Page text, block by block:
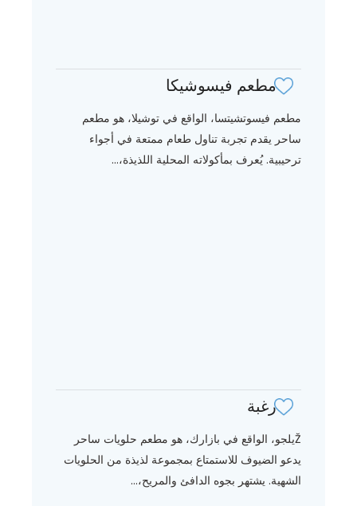
مطعم فيسوشيكا
مطعم فيسوتشيتسا، الواقع في توشيلا، هو مطعم
ساحر يقدم تجربة تناول طعام ممتعة في أجواء
ترحيبية. يُعرف بمأكولاته المحلية اللذيذة،...
رغبة
Žيلجو، الواقع في بازارك، هو مطعم حلويات ساحر
يدعو الضيوف للاستمتاع بمجموعة لذيذة من الحلويات
الشهية. يشتهر بجوه الدافئ والمريح،...